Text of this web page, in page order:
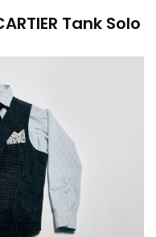
Tank Solo